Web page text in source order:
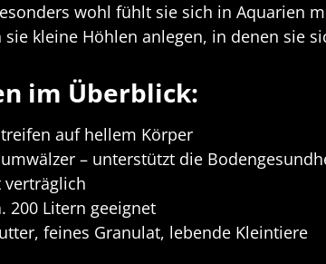
wohl fühlt sie sich in Aquarien
sie kleine Höhlen anlegen, in denen sie
im Überblick:
auf hellem Körper
– unterstützt die
verträglich
200 Litern geeignet
feines Granulat, lebende Kleintiere